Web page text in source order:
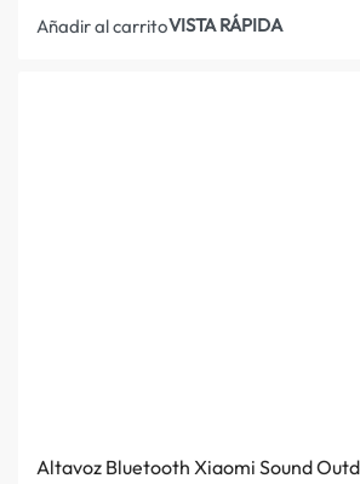
Añadir al carritoVISTA RÁPIDA
Altavoz Bluetooth Xiaomi Sound